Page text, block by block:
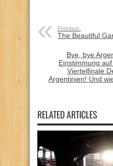
Previous:
The Beautiful
Bye, bye
Einstimmung
Viertelfinale
Argentinien! Und
RELATED ARTICLES